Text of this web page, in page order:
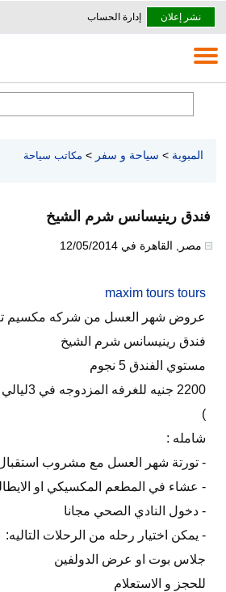
نشر إعلان إدارة الحساب
المبوبة > سياحة و سفر > مكاتب سياحة
فندق رينيسانس شرم الشيخ
مصر القاهرة في 12/05/2014
maxim tours tours
عروض شهر العسل من شركه مكسيم
فندق رينيسانس شرم الشيخ
مستوي الفندق 5 نجوم
)
شامله :
- تورتة شهر العسل مع مشروب
- عشاء في المطعم المكسيكي او
- دخول النادي الصحي مجانا
- يمكن اختيار رحله من الرحلات التاليه:
جلاس بوت او عرض الدولفين
للحجز و الاستعلام